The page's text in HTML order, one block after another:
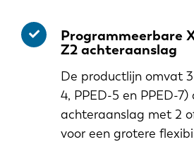
Programmeerbare
Z2 achteraanslag
De productlijn omvat
4, PPED-5 en PPED-
achteraanslag met 2
voor een grotere